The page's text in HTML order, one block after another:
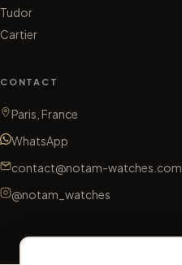
Tudor
Cartier
CONTACT
Paris, France
WhatsApp
contact@notam-watches.com
@notam_watches